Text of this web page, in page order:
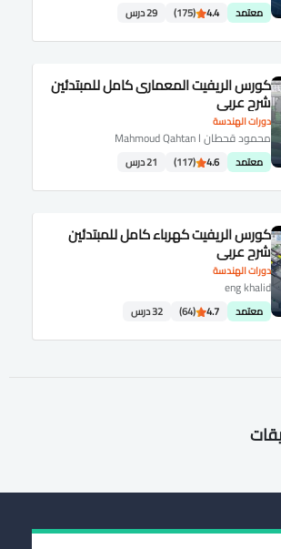
معتمد 4.4
(175) 29 درس
دورات الهندسة
كورس الريفيت المعمارى كامل للمبتدئين
شرح عربى
محمود قحطان Mahmoud Qahtan l
معتمد 4.6
(117) 21 درس
دورات الهندسة
كورس الريفيت كهرباء كامل للمبتدئين
شرح عربى
eng khalid
معتمد 4.7
(64) 32 درس